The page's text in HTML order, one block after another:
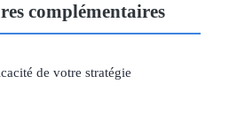
complémentaires
de votre stratégie